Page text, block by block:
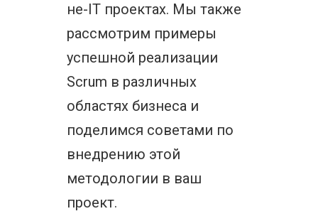
не-IT проектах. Мы также
рассмотрим примеры
успешной реализации
Scrum в различных
областях бизнеса и
поделимся советами по
внедрению этой
методологии в ваш
проект.